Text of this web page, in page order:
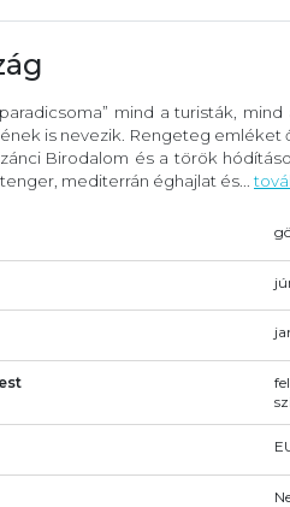
mind a turisták,
is nevezik. Rengeteg
Birodalom és a török
mediterrán éghajlat és...